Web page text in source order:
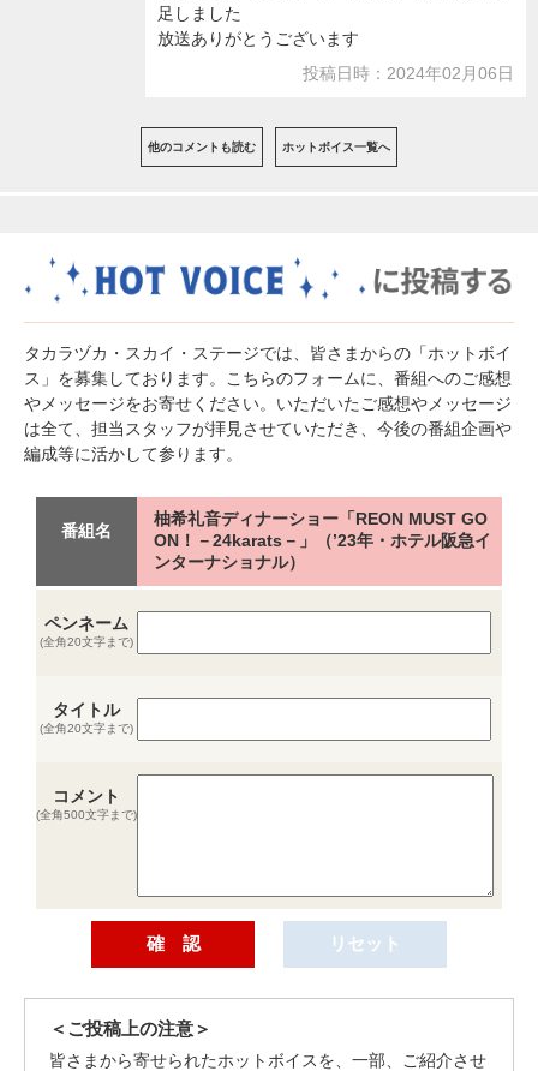
足しました
放送ありがとうございます
投稿日時：2024年02月06日
他のコメントも読む ホットボイス一覧へ
タカラヅカ・スカイ・ステージでは、皆さまからの「ホットボイ
ス」を募集しております。こちらのフォームに、番組へのご感想
やメッセージをお寄せください。いただいたご感想やメッセージ
は全て、担当スタッフが拝見させていただき、今後の番組企画や
編成等に活かして参ります。
番組名
柚希礼音ディナーショー「REON MUST GO
ON！－24karats－」（’23年・ホテル阪急イ
ンターナショナル）
ペンネーム
(全角20文字まで)
タイトル
(全角20文字まで)
コメント
(全角500文字まで)
＜ご投稿上の注意＞
皆さまから寄せられたホットボイスを、一部、ご紹介させ